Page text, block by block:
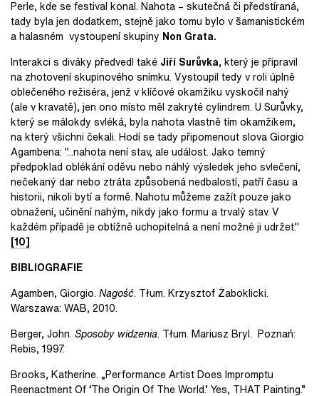
Perle, kde se festival konal. Nahota – skutečná či předstíraná,
tady byla jen dodatkem, stejně jako tomu bylo v šamanistickém
a halasném vystoupení skupiny Non Grata.
Interakci s diváky předvedl také Jiří Surůvka, který je připravil
na zhotovení skupinového snímku. Vystoupil tedy v roli úplně
oblečeného režiséra, jenž v klíčové okamžiku vyskočil nahý
(ale v kravatě), jen ono místo měl zakryté cylindrem. U Surůvky,
který se málokdy svléká, byla nahota vlastně tím okamžikem,
na který všichni čekali. Hodí se tady připomenout slova Giorgio
Agambena: "...nahota není stav, ale událost. Jako temný
předpoklad oblékání oděvu nebo náhlý výsledek jeho svlečení,
nečekaný dar nebo ztráta způsobená nedbalostí, patří času a
historii, nikoli bytí a formě. Nahotu můžeme zažít pouze jako
obnažení, učinění nahým, nikdy jako formu a trvalý stav. V
každém případě je obtížně uchopitelná a není možné ji udržet."
[10]
BIBLIOGRAFIE
Agamben, Giorgio. Nagość. Tłum. Krzysztof Żaboklicki.
Warszawa: WAB, 2010.
Berger, John. Sposoby widzenia. Tłum. Mariusz Bryl. Poznań:
Rebis, 1997.
Brooks, Katherine. „Performance Artist Does Impromptu
Reenactment Of ‘The Origin Of The World.’ Yes, THAT Painting.”